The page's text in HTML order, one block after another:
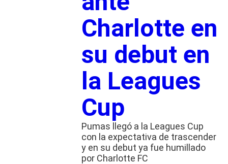
Charlotte en
su debut en
la Leagues
Cup
Pumas llegó a la Leagues Cup
con la expectativa de trascender
y en su debut ya fue humillado
por Charlotte FC